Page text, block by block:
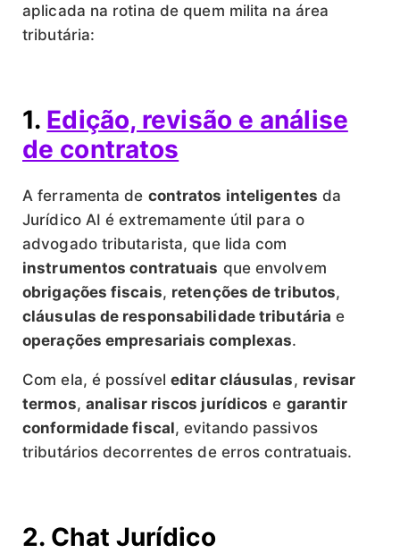
aplicada na rotina de quem milita na área
tributária:
1. Edição, revisão e análise
de contratos
A ferramenta de contratos inteligentes da
Jurídico AI é extremamente útil para o
advogado tributarista, que lida com
instrumentos contratuais que envolvem
obrigações fiscais, retenções de tributos,
cláusulas de responsabilidade tributária e
operações empresariais complexas.
Com ela, é possível editar cláusulas, revisar
termos, analisar riscos jurídicos e garantir
conformidade fiscal, evitando passivos
tributários decorrentes de erros contratuais.
2. Chat Jurídico